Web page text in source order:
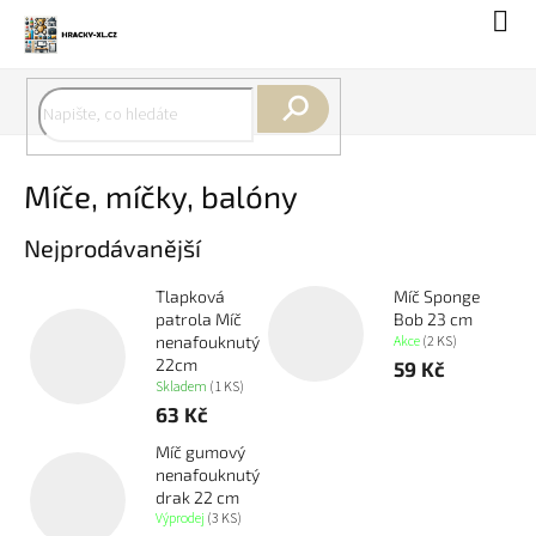
obsah
Míče, míčky, balóny
Nejprodávanější
Tlapková
patrola Míč
nenafouknutý
22cm
Skladem (1 KS)
63 Kč
Míč Sponge
Bob 23 cm
Akce(2 KS)
59 Kč
Míč gumový
nenafouknutý
drak 22 cm
Výprodej (3 KS)